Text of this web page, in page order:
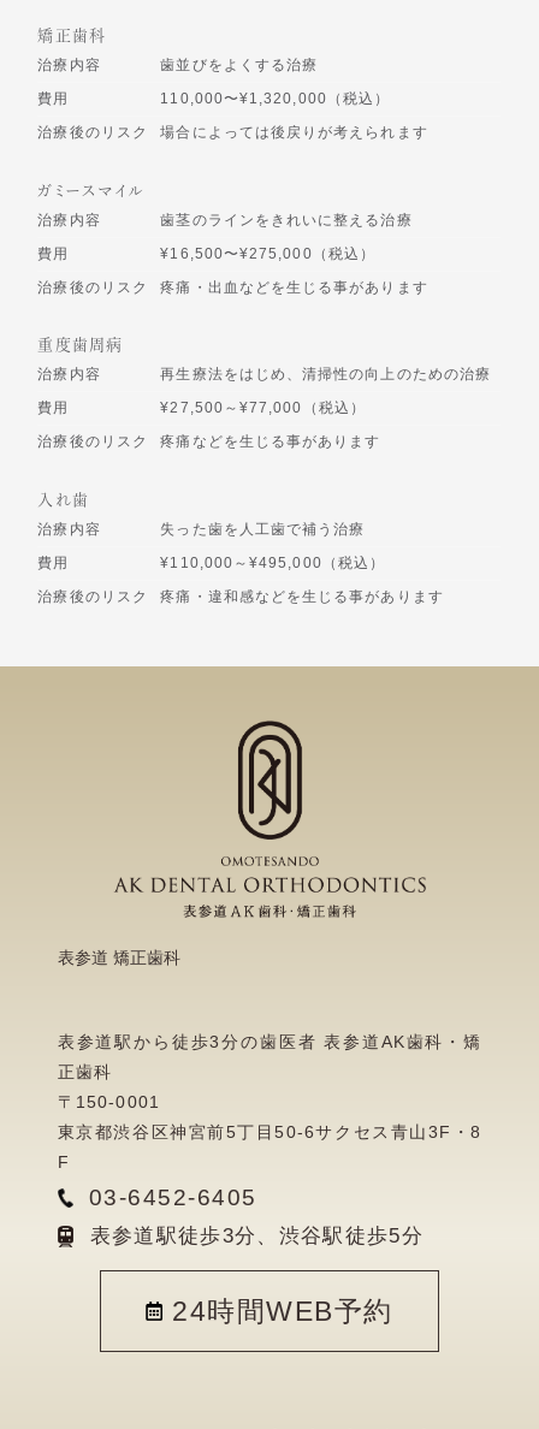
矯正歯科
治療内容
歯並びをよくする治療
費用
110,000〜¥1,320,000（税込）
治療後のリスク
場合によっては後戻りが考えられます
ガミースマイル
治療内容
歯茎のラインをきれいに整える治療
費用
¥16,500〜¥275,000（税込）
治療後のリスク
疼痛・出血などを生じる事があります
重度歯周病
治療内容
再生療法をはじめ、清掃性の向上のための治療
費用
¥27,500～¥77,000（税込）
治療後のリスク
疼痛などを生じる事があります
入れ歯
治療内容
失った歯を人工歯で補う治療
費用
¥110,000～¥495,000（税込）
治療後のリスク
疼痛・違和感などを生じる事があります
表参道 矯正歯科
表参道駅から徒歩3分の歯医者 表参道AK歯科・矯
正歯科
〒150-0001
東京都渋谷区神宮前5丁目50-6サクセス青山3F・8
F
03-6452-6405
表参道駅徒歩3分、渋谷駅徒歩5分
24時間WEB予約